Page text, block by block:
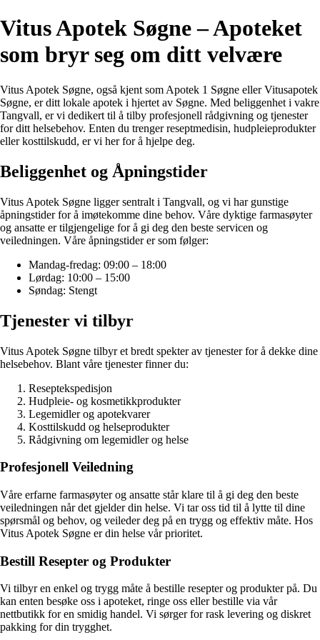
Vitus Apotek Søgne – Apoteket
som bryr seg om ditt velvære
Vitus Apotek Søgne, også kjent som Apotek 1 Søgne eller Vitusapotek
Søgne, er ditt lokale apotek i hjertet av Søgne. Med beliggenhet i vakre
Tangvall, er vi dedikert til å tilby profesjonell rådgivning og tjenester
for ditt helsebehov. Enten du trenger reseptmedisin, hudpleieprodukter
eller kosttilskudd, er vi her for å hjelpe deg.
Beliggenhet og Åpningstider
Vitus Apotek Søgne ligger sentralt i Tangvall, og vi har gunstige
åpningstider for å imøtekomme dine behov. Våre dyktige farmasøyter
og ansatte er tilgjengelige for å gi deg den beste servicen og
veiledningen. Våre åpningstider er som følger:
Mandag-fredag: 09:00 – 18:00
Lørdag: 10:00 – 15:00
Søndag: Stengt
Tjenester vi tilbyr
Vitus Apotek Søgne tilbyr et bredt spekter av tjenester for å dekke dine
helsebehov. Blant våre tjenester finner du:
Reseptekspedisjon
Hudpleie- og kosmetikkprodukter
Legemidler og apotekvarer
Kosttilskudd og helseprodukter
Rådgivning om legemidler og helse
Profesjonell Veiledning
Våre erfarne farmasøyter og ansatte står klare til å gi deg den beste
veiledningen når det gjelder din helse. Vi tar oss tid til å lytte til dine
spørsmål og behov, og veileder deg på en trygg og effektiv måte. Hos
Vitus Apotek Søgne er din helse vår prioritet.
Bestill Resepter og Produkter
Vi tilbyr en enkel og trygg måte å bestille resepter og produkter på. Du
kan enten besøke oss i apoteket, ringe oss eller bestille via vår
nettbutikk for en smidig handel. Vi sørger for rask levering og diskret
pakking for din trygghet.